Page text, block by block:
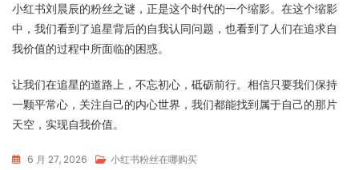
小红书刘晨辰的粉丝之谜，正是这个时代的一个缩影。在这个缩影
中，我们看到了追星背后的自我认同问题，也看到了人们在追求自
我价值的过程中所面临的困惑。
让我们在追星的道路上，不忘初心，砥砺前行。相信只要我们保持
一颗平常心，关注自己的内心世界，我们都能找到属于自己的那片
天空，实现自我价值。
6 月 27, 2026 小红书粉丝在哪购买